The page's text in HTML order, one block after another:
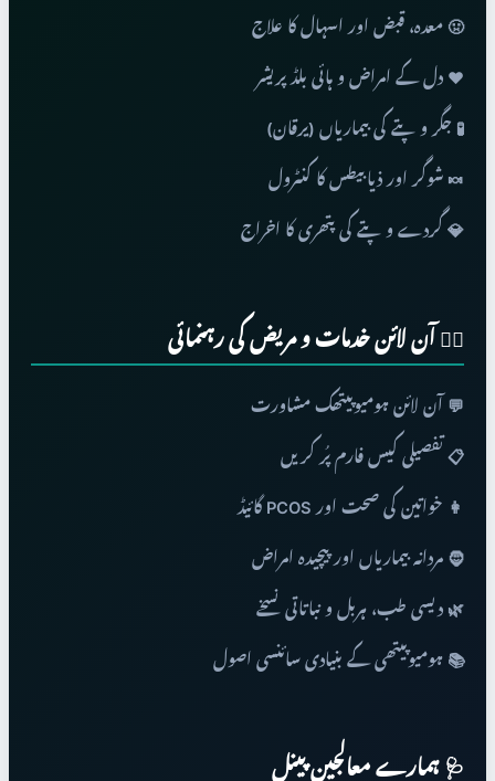
🤢 معدہ، قبض اور اسہال کا علاج
❤️ دل کے امراض و ہائی بلڈ پریشر
🧪 جگر و پتے کی بیماریاں (یرقان)
🍬 شوگر اور ذیابیطس کا کنٹرول
💎 گردے و پتے کی پتھری کا اخراج
👨‍⚕️ آن لائن خدمات و مریض کی رہنمائی
💬 آن لائن ہومیوپیتھک مشاورت
📋 تفصیلی کیس فارم پُر کریں
👩 خواتین کی صحت اور PCOS گائیڈ
🧔 مردانہ بیماریاں اور پیچیدہ امراض
🌿 دیسی طب، ہربل و نباتاتی نسخے
📚 ہومیوپیتھی کے بنیادی سائنسی اصول
🩺 ہمارے معالجین پینل